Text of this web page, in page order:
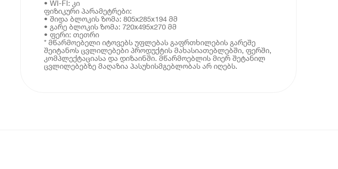
• WI-FI: კი
ფიზიკური პარამეტრები:
• შიდა ბლოკის ზომა: 805x285x194 მმ
• გარე ბლოკის ზომა: 720x495x270 მმ
• ფერი: თეთრი
* მწარმოებელი იტოვებს უფლებას გაფრთხილების გარეშე
შეიტანოს ცვლილებები პროდუქტის მახასიათებლებში, ფერში,
კომპლექტაციასა და დიზაინში. მწარმოებლის მიერ შეტანილ
ცვლილებებზე მაღაზია პასუხისმგებლობას არ იღებს.